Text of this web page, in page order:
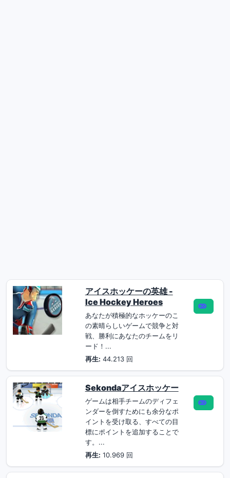
アイスホッケーの英雄 -
Ice Hockey Heroes
あなたが積極的なホッケーのこ
の素晴らしいゲームで競争と対
戦、勝利にあなたのチームをリ
ード！...
再生: 44.213 回
Sekondaアイスホッケー
ゲームは相手チームのディフェ
ンダーを倒すためにも余分なポ
イントを受け取る、すべての目
標にポイントを追加することで
す。...
再生: 10.969 回